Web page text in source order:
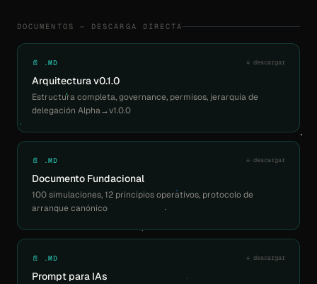
DOCUMENTOS — DESCARGA DIRECTA
📄 .MD ↓ descargar
Arquitectura v0.1.0
Estructura completa, governance, permisos, jerarquía de
delegación Alpha→v1.0.0
📄 .MD ↓ descargar
Documento Fundacional
100 simulaciones, 12 principios operativos, protocolo de
arranque canónico
📄 .MD ↓ descargar
Prompt para IAs